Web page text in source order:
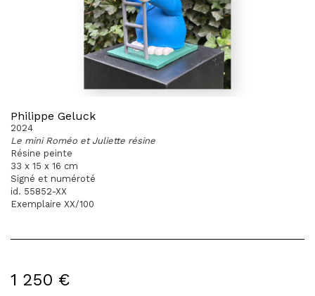
Philippe Geluck
2024
Le mini Roméo et Juliette résine
Résine peinte
33 x 15 x 16 cm
Signé et numéroté
id. 55852-XX
Exemplaire XX/100
1 250 €